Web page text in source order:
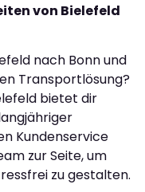
von Bielefeld
nach Bonn und
Transportlösung?
bietet dir
Kundenservice
zur Seite, um
zu gestalten.